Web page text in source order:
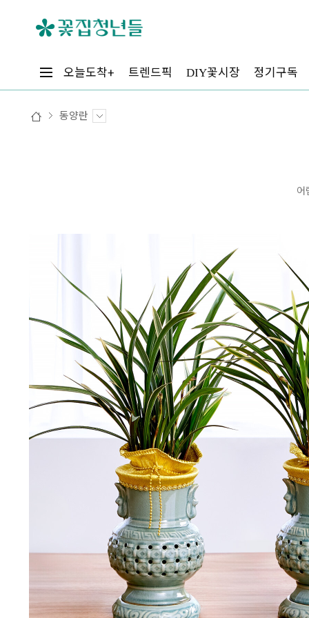
오늘도착+ 트렌드픽 DIY꽃시장 정기구독
동양란
어